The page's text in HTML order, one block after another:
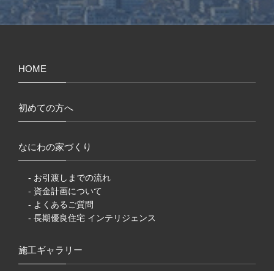
HOME
初めての方へ
なにわの家づくり
- お引渡しまでの流れ
- 資金計画について
- よくあるご質問
- 長期優良住宅 インテリジェンス
施工ギャラリー